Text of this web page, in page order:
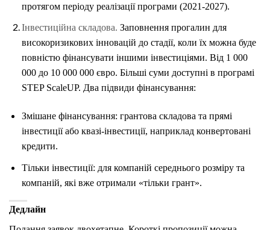
протягом періоду реалізації програми (2021‑2027).
Інвестиційна складова. Заповнення прогалин для
високоризикових інновацій до стадії, коли їх можна буде
повністю фінансувати іншими інвестиціями. Від 1 000
000 до 10 000 000 євро. Більші суми доступні в програмі
STEP ScaleUP. Два підвиди фінансування:
Змішане фінансування: грантова складова та прямі
інвестиції або квазі-інвестиції, наприклад конвертовані
кредити.
Тільки інвестиції: для компаній середнього розміру та
компаній, які вже отримали «тільки грант».
Дедлайн